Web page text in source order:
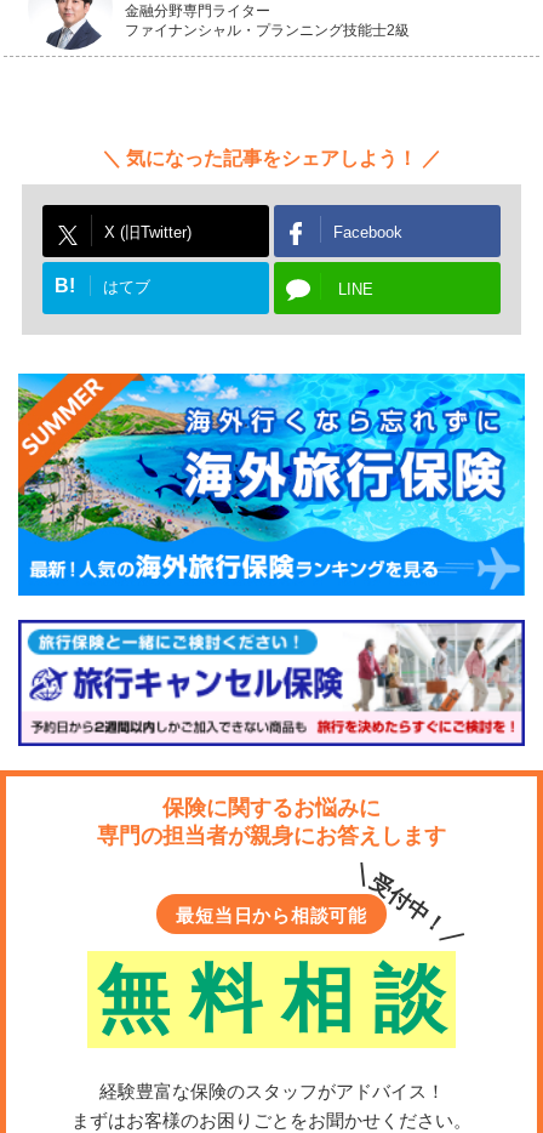
保険を活用すると合理的でしょう。
ら、保険会社に払い込む保険料は収入保障保険のほうが
収入やご家族の生活費に合わせ
て収入保障保険の検討を
このように、収入保障保険は万が一の死亡時にも、生前
のお給料収入のように家族に毎月の収入が入り、生活費
に充てられるように備えることができます。
以下の記事では、収入保障保険のしくみや選び方などに
ついて解説しています。ご自身の収入やご家族の生活
費、ライフプランなどに合わせて、最適な収入保障保険
を検討したいですね。
金融分野専門ライター
ファイナンシャル・プランニング技能士2級
気になった記事をシェアしよう！
X (旧Twitter) Facebook
B! はてブ LINE
保険に関するお悩みに
専門の担当者が親身にお答えします
最短当日から相談可能
無 料 相 談
＼受付中！／
経験豊富な保険のスタッフがアドバイス！
まずはお客様のお困りごとをお聞かせください。